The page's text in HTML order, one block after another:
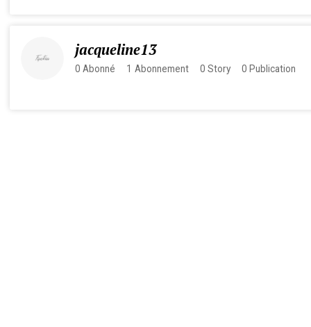
jacqueline13
0 Abonné 1 Abonnement 0 Story 0 Publication